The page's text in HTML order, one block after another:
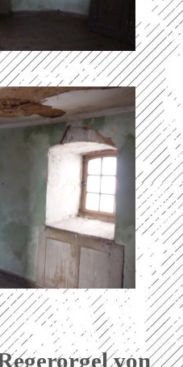
von